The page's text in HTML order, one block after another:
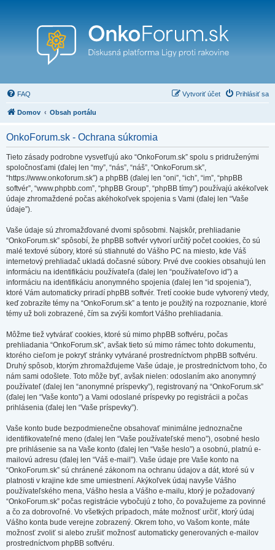
FAQ Prihlásiť sa
Vytvoriť účet
Domov Obsah portálu
OnkoForum.sk - Ochrana súkromia
Tieto zásady podrobne vysvetľujú ako “OnkoForum.sk” spolu s pridruženými
spoločnosťami (ďalej len “my”, “nás”, “náš”, “OnkoForum.sk”,
“https://www.onkoforum.sk”) a phpBB (ďalej len “oni”, “ich”, “im”, “phpBB
softvér”, “www.phpbb.com”, “phpBB Group”, “phpBB tímy”) používajú akékoľvek
údaje zhromaždené počas akéhokoľvek spojenia s Vami (ďalej len “Vaše
údaje”).
Vaše údaje sú zhromažďované dvomi spôsobmi. Najskôr, prehliadanie
“OnkoForum.sk” spôsobí, že phpBB softvér vytvorí určitý počet cookies, čo sú
malé textové súbory, ktoré sú stiahnuté do Vášho PC na miesto, kde Váš
internetový prehliadač ukladá dočasné súbory. Prvé dve cookies obsahujú len
informáciu na identifikáciu používateľa (ďalej len “používateľovo id”) a
informáciu na identifikáciu anonymného spojenia (ďalej len “id spojenia”),
ktoré Vám automaticky priradí phpBB softvér. Tretí cookie bude vytvorený vtedy,
keď zobrazíte témy na “OnkoForum.sk” a tento je použitý na rozpoznanie, ktoré
témy už boli zobrazené, čím sa zvýši komfort Vášho prehliadania.
Môžme tiež vytvárať cookies, ktoré sú mimo phpBB softvéru, počas
prehliadania “OnkoForum.sk”, avšak tieto sú mimo rámec tohto dokumentu,
ktorého cieľom je pokryť stránky vytvárané prostredníctvom phpBB softvéru.
Druhý spôsob, ktorým zhromažďujeme Vaše údaje, je prostredníctvom toho, čo
nám sami odošlete. Toto môže byť, avšak nielen: odoslaním ako anonymný
používateľ (ďalej len “anonymné príspevky”), registrovaný na “OnkoForum.sk”
(ďalej len “Vaše konto”) a Vami odoslané príspevky po registrácii a počas
prihlásenia (ďalej len “Vaše príspevky”).
Vaše konto bude bezpodmienečne obsahovať minimálne jednoznačne
identifikovateľné meno (ďalej len “Vaše používateľské meno”), osobné heslo
pre prihlásenie sa na Vaše konto (ďalej len “Vaše heslo”) a osobnú, platnú e-
mailovú adresu (ďalej len “Váš e-mail”). Vaše údaje pre Vaše konto na
“OnkoForum.sk” sú chránené zákonom na ochranu údajov a dát, ktoré sú v
platnosti v krajine kde sme umiestnení. Akýkoľvek údaj navyše Vášho
používateľského mena, Vášho hesla a Vášho e-mailu, ktorý je požadovaný
“OnkoForum.sk” počas registrácie vybočujú z toho, čo považujeme za povinné
a čo za dobrovoľné. Vo všetkých prípadoch, máte možnosť určiť, ktorý údaj
Vášho konta bude verejne zobrazený. Okrem toho, vo Vašom konte, máte
možnosť zvoliť si alebo zrušiť možnosť automaticky generovaných e-mailov
prostredníctvom phpBB softvéru.